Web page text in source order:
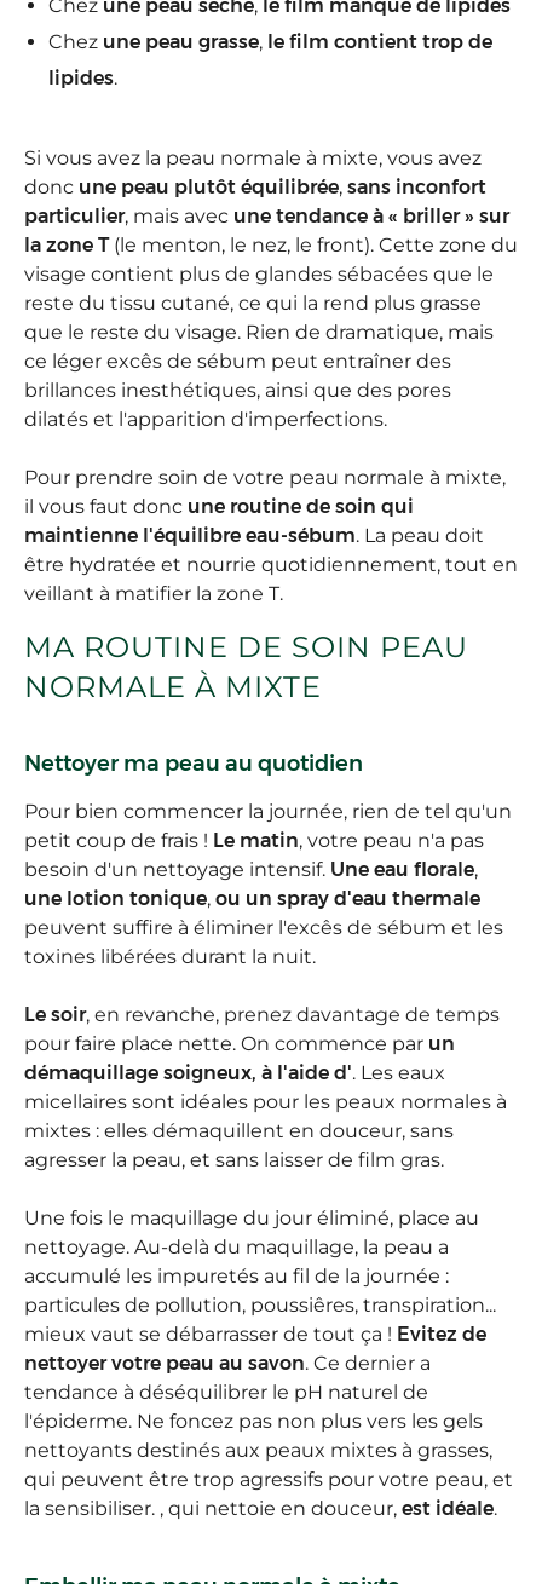
Chez une peau sêche, le film manque de lipides
Chez une peau grasse, le film contient trop de
lipides.
Si vous avez la peau normale à mixte, vous avez
donc une peau plutôt équilibrée, sans inconfort
particulier, mais avec une tendance à « briller » sur
la zone T(le menton, le nez, le front). Cette zone du
visage contient plus de glandes sébacées que le
reste du tissu cutané, ce qui la rend plus grasse
que le reste du visage. Rien de dramatique, mais
ce léger excês de sébum peut entraîner des
brillances inesthétiques, ainsi que des pores
dilatés et l'apparition d'imperfections.
Pour prendre soin de votre peau normale à mixte,
il vous faut donc une routine de soin qui
maintienne l'équilibre eau-sébum. La peau doit
être hydratée et nourrie quotidiennement, tout en
veillant à matifier la zone T.
MA ROUTINE DE SOIN PEAU
NORMALE À MIXTE
Nettoyer ma peau au quotidien
Pour bien commencer la journée, rien de tel qu'un
petit coup de frais ! Le matin, votre peau n'a pas
besoin d'un nettoyage intensif. Une eau florale,
une lotion tonique, ou un spray d'eau thermale
peuvent suffire à éliminer l'excês de sébum et les
toxines libérées durant la nuit.
Le soir, en revanche, prenez davantage de temps
pour faire place nette. On commence par un
démaquillage soigneux, à l'aide d'. Les eaux
micellaires sont idéales pour les peaux normales à
mixtes : elles démaquillent en douceur, sans
agresser la peau, et sans laisser de film gras.
Une fois le maquillage du jour éliminé, place au
nettoyage. Au-delà du maquillage, la peau a
accumulé les impuretés au fil de la journée :
particules de pollution, poussiêres, transpiration...
mieux vaut se débarrasser de tout ça ! Evitez de
nettoyer votre peau au savon. Ce dernier a
tendance à déséquilibrer le pH naturel de
l'épiderme. Ne foncez pas non plus vers les gels
nettoyants destinés aux peaux mixtes à grasses,
qui peuvent être trop agressifs pour votre peau, et
la sensibiliser. , qui nettoie en douceur, est idéale.